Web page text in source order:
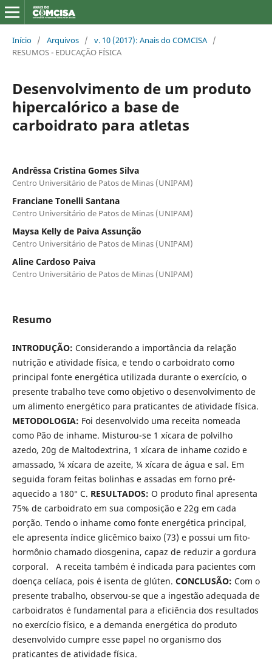
Início / Arquivos / v. 10 (2017): Anais do COMCISA /
RESUMOS - EDUCAÇÃO FÍSICA
Desenvolvimento de um produto
hipercalórico a base de
carboidrato para atletas
Andrêssa Cristina Gomes Silva
Centro Universitário de Patos de Minas (UNIPAM)
Franciane Tonelli Santana
Centro Universitário de Patos de Minas (UNIPAM)
Maysa Kelly de Paiva Assunção
Centro Universitário de Patos de Minas (UNIPAM)
Aline Cardoso Paiva
Centro Universitário de Patos de Minas (UNIPAM)
Resumo
INTRODUÇÃO: Considerando a importância da relação
nutrição e atividade física, e tendo o carboidrato como
principal fonte energética utilizada durante o exercício, o
presente trabalho teve como objetivo o desenvolvimento de
um alimento energético para praticantes de atividade física.
METODOLOGIA: Foi desenvolvido uma receita nomeada
como Pão de inhame. Misturou-se 1 xícara de polvilho
azedo, 20g de Maltodextrina, 1 xícara de inhame cozido e
amassado, ¼ xícara de azeite, ¼ xícara de água e sal. Em
seguida foram feitas bolinhas e assadas em forno pré-
aquecido a 180° C. RESULTADOS: O produto final apresenta
75% de carboidrato em sua composição e 22g em cada
porção. Tendo o inhame como fonte energética principal,
ele apresenta índice glicêmico baixo (73) e possui um fito-
hormônio chamado diosgenina, capaz de reduzir a gordura
corporal. A receita também é indicada para pacientes com
doença celíaca, pois é isenta de glúten. CONCLUSÃO: Com o
presente trabalho, observou-se que a ingestão adequada de
carboidratos é fundamental para a eficiência dos resultados
no exercício físico, e a demanda energética do produto
desenvolvido cumpre esse papel no organismo dos
praticantes de atividade física.